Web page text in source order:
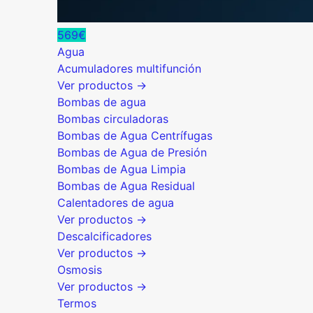
569€
Agua
Acumuladores multifunción
Ver productos →
Bombas de agua
Bombas circuladoras
Bombas de Agua Centrífugas
Bombas de Agua de Presión
Bombas de Agua Limpia
Bombas de Agua Residual
Calentadores de agua
Ver productos →
Descalcificadores
Ver productos →
Osmosis
Ver productos →
Termos